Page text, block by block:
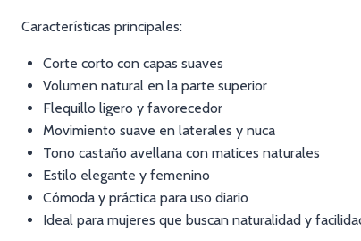
Características principales:
Corte corto con capas suaves
Volumen natural en la parte superior
Flequillo ligero y favorecedor
Movimiento suave en laterales y nuca
Tono castaño avellana con matices naturales
Estilo elegante y femenino
Cómoda y práctica para uso diario
Ideal para mujeres que buscan naturalidad y